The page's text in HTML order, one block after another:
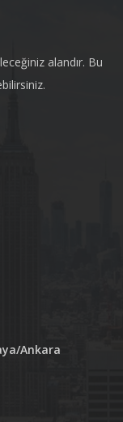
alandır. Bu
Ankara